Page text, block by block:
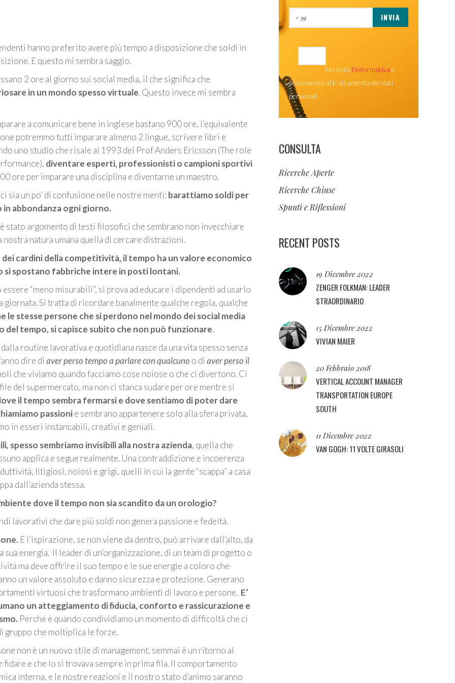
hanno preferito avere più tempo a disposizione che soldi in
E questo mi sembra saggio.
2 ore al giorno sui social media, il che significa che
in un mondo spesso virtuale. Questo invece mi sembra
a comunicare bene in inglese bastano 900 ore, l’equivalente
potremmo tutti imparare almeno 2 lingue, scrivere libri e
uno studio che risale al 1993 del Prof Anders Ericsson (The role
diventare esperti, professionisti o campioni sportivi
ore per imparare una disciplina e diventarne un maestro.
sia un po’ di confusione nelle nostre menti: barattiamo soldi per
abbondanza ogni giorno.
stato argomento di testi filosofici che sembrano non invecchiare
natura umana quella di cercare distrazioni.
cardini della competitività, il tempo ha un valore economico
si spostano fabbriche intere in posti lontani.
“meno misurabili”, si prova ad educare i dipendenti ad usarlo
Si tratta di ricordare banalmente qualche regola, qualche
le stesse persone che si perdono nel mondo dei social media
del tempo, si capisce subito che non può funzionare.
routine lavorativa e quotidiana nasce da una vita spesso senza
dire di aver perso tempo a parlare con qualcuno o di aver perso il
che viviamo quando facciamo cose noiose o che ci divertono. Ci
del supermercato, ma non ci stanca sudare per ore mentre si
il tempo sembra fermarsi e dove sentiamo di poter dare
passionie sembrano appartenere solo alla sfera privata,
in esseri instancabili, creativi e geniali.
spesso sembriamo invisibili alla nostra azienda, quella che
applica e segue realmente. Una contraddizione e incoerenza
litigiosi, noiosi e grigi, quelli in cui la gente “scappa” a casa
dall’azienda stessa.
dove il tempo non sia scandito da un orologio?
lavorativi che dare più soldi non genera passione e fedeltà.
E l’ispirazione, se non viene da dentro, può arrivare dall’alto, da
sua energia. Il leader di un’organizzazione, di un team di progetto o
ma deve offrire il suo tempo e le sue energie a coloro che
un valore assoluto e danno sicurezza e protezione. Generano
virtuosi che trasformano ambienti di lavoro e persone. E’
un atteggiamento di fiducia, conforto e rassicurazione e
Perché è quando condividiamo un momento di difficoltà che ci
gruppo che moltiplica le forze.
non è un nuovo stile di management, semmai è un ritorno al
e che lo si trovava sempre in prima fila. Il comportamento
interna, e le nostre reazioni e il nostro stato d’animo saranno
Ho letto l’informativa e
acconsento al trattamento dei dati
personali.
CONSULTA
Ricerche Aperte
Ricerche Chiuse
Spunti e Riflessioni
RECENT POSTS
19 Dicembre 2022
ZENGER FOLKMAN: LEADER
STRAORDINARIO
15 Dicembre 2022
VIVIAN MAIER
20 Febbraio 2018
VERTICAL ACCOUNT MANAGER
TRANSPORTATION EUROPE
SOUTH
11 Dicembre 2022
VAN GOGH: 11 VOLTE GIRASOLI